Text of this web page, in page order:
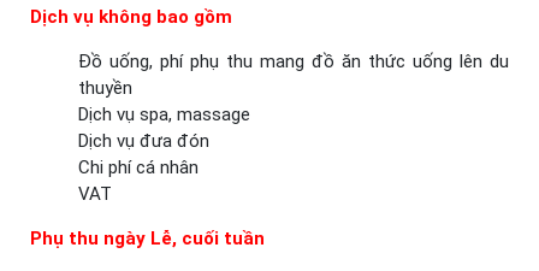
Dịch vụ không bao gồm
Đồ uống, phí phụ thu mang đồ ăn thức uống lên du
thuyền
Dịch vụ spa, massage
Dịch vụ đưa đón
Chi phí cá nhân
VAT
Phụ thu ngày Lễ, cuối tuần